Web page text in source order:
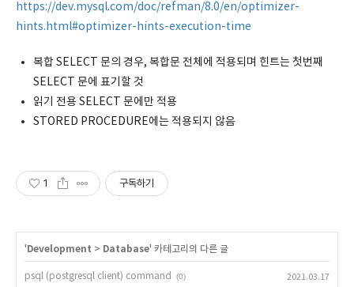
https://dev.mysql.com/doc/refman/8.0/en/optimizer-
hints.html#optimizer-hints-execution-time
복합 SELECT 문의 경우, 복합문 전체에 적용되며 힌트는 첫번째
SELECT 문에 표기할 것
읽기 전용 SELECT 문에만 적용
STORED PROCEDURE에는 적용되지 않음
1 구독하기
' Development > Database' 카테고리의 다른 글
psql (postgresql client) command (0)
2021.03.17